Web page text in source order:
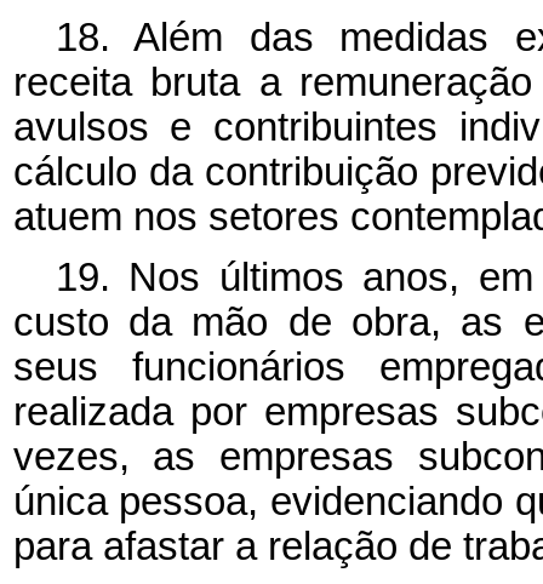
18. Além das medidas
receita bruta a
avulsos e contribuintes
cálculo da contribuição
atuem nos setores
19. Nos últimos anos,
custo da mão de obra, as
seus funcionários
realizada por empresas
vezes, as empresas
única pessoa, evidenciando
para afastar a relação de